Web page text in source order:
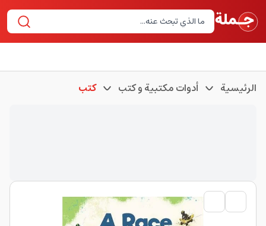
الرئيسية أدوات مكتبية و كتب كتب